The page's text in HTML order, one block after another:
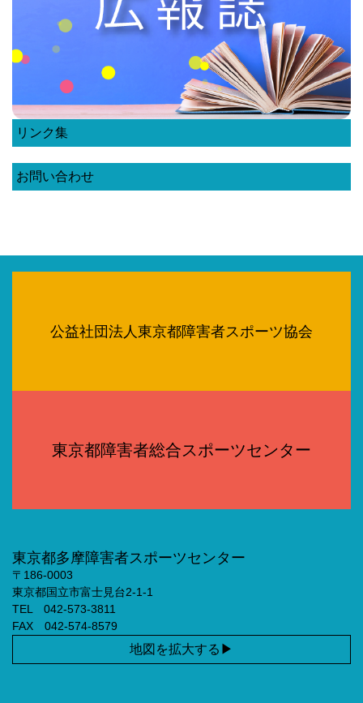
リンク集
お問い合わせ
公益社団法人東京都障害者スポーツ協会
東京都障害者総合スポーツセンター
東京都多摩障害者スポーツセンター
〒186-0003
東京都国立市富士見台2-1-1
TEL 042-573-3811
FAX 042-574-8579
地図を拡大する